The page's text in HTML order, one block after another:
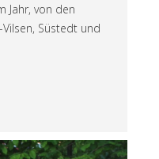
Jahr, von den
Süstedt und